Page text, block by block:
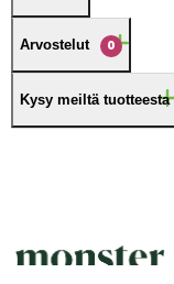
Arvostelut 0
Kysy meiltä tuotteesta